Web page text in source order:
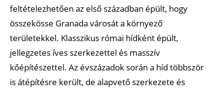
feltételezhetően az első században épült, hogy
összekösse Granada városát a környező
területekkel. Klasszikus római hídként épült,
jellegzetes íves szerkezettel és masszív
kőépítészettel. Az évszázadok során a híd többször
is átépítésre került, de alapvető szerkezete és